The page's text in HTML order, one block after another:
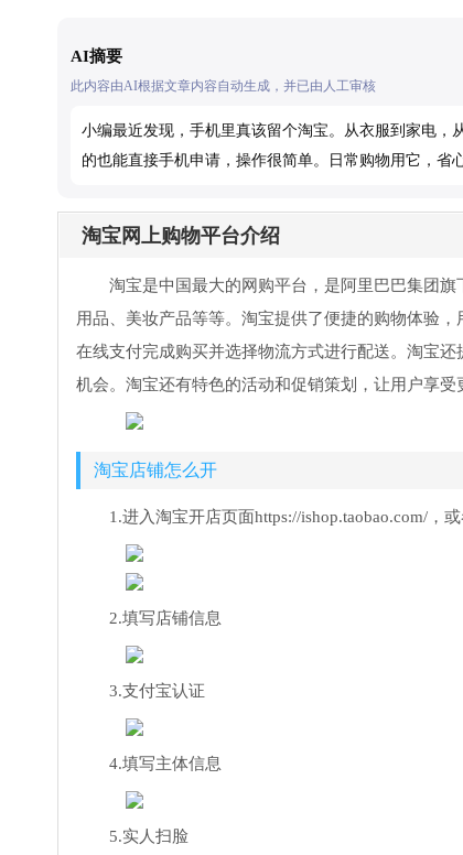
AI摘要
此内容由AI根据文章内容自动生成，并已由人工审核
小编最近发现，手机里真该留个淘宝。从衣服到家电
的也能直接手机申请，操作很简单。日常购物用它，省
淘宝网上购物平台介绍
淘宝是中国最大的网购平台，是阿里巴巴集团
用品、美妆产品等等。淘宝提供了便捷的购物体验
在线支付完成购买并选择物流方式进行配送。淘宝
机会。淘宝还有特色的活动和促销策划，让用户享受
淘宝店铺怎么开
1.进入淘宝开店页面https://ishop.taobao.com/，
2.填写店铺信息
3.支付宝认证
4.填写主体信息
5.实人扫脸